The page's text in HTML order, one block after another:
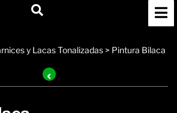
y Lacas Tonalizadas > Pintura Bilaca